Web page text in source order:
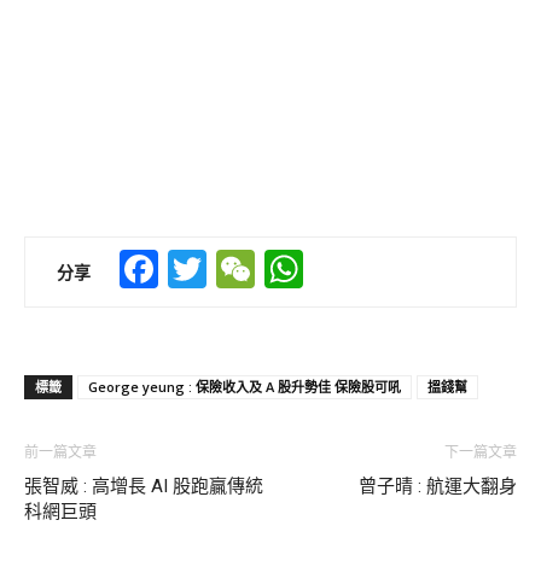
分享 Facebook
TwitterWeChat
標籤 George yeung : 保險收入及 A 股升勢佳 保險股可吼 搵錢幫
前一篇文章
張智威 : 高增長 AI 股跑贏傳統
科網巨頭
下一篇文章
曾子晴 : 航運大翻身